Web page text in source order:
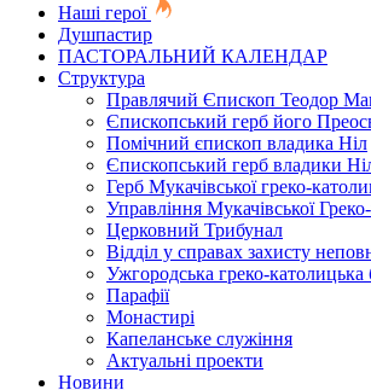
Наші герої
Душпастир
ПАСТОРАЛЬНИЙ КАЛЕНДАР
Структура
Правлячий Єпископ Теодор
Єпископський герб його
Помічний єпископ владика Ніл
Єпископський герб владики
Герб Мукачівської греко-
Управління Мукачівської
Церковний Трибунал
Відділ у справах захисту
Ужгородська греко-
Парафії
Монастирі
Капеланське служіння
Актуальні проекти
Новини